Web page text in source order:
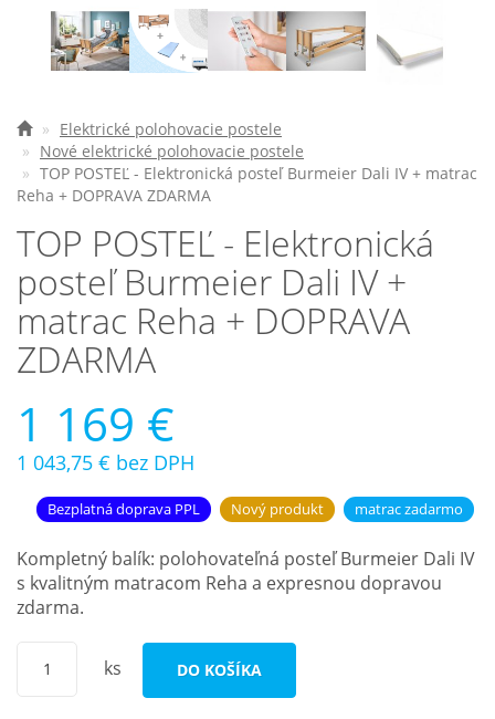
Všetko o nákupe
Najčastejšie otázky
O spoločnosti
Kontakt
Elektrické polohovacie postele
Nové elektrické polohovacie postele
TOP POSTEĽ - Elektronická posteľ Burmeier Dali IV + matrac
Reha + DOPRAVA ZDARMA
TOP POSTEĽ - Elektronická
posteľ Burmeier Dali IV +
matrac Reha + DOPRAVA
ZDARMA
1 169 €
1 043,75 € bez DPH
Bezplatná doprava PPL Nový produkt matrac zadarmo
Kompletný balík: polohovateľná posteľ Burmeier Dali IV
s kvalitným matracom Reha a expresnou dopravou
zdarma.
ks DO KOŠÍKA